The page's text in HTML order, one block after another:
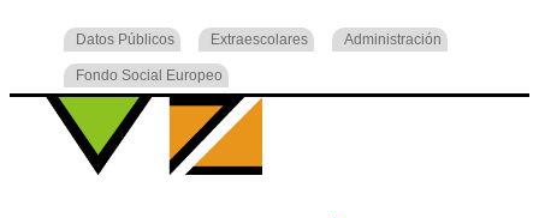
Datos Públicos Extraescolares Administración
Fondo Social Europeo